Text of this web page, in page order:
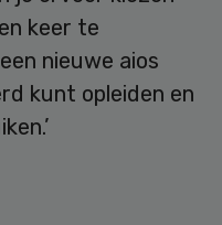
keer te
nieuwe aios
kunt opleiden en